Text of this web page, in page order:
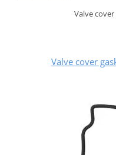
Valve cover
Valve cover